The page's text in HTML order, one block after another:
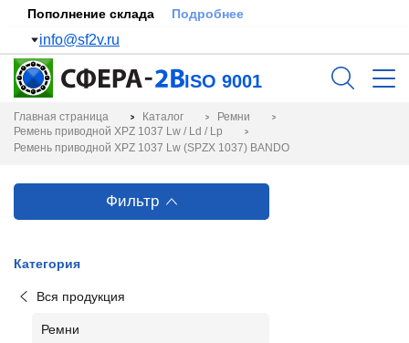
Пополнение склада Подробнее
info@sf2v.ru
ISO 9001
Главная страница Каталог
Ремни
Ремень приводной XPZ 1037 Lw / Ld / Lp
Ремень приводной XPZ 1037 Lw (SPZX 1037) BANDO
Фильтр
Категория
Вся продукция
Ремни